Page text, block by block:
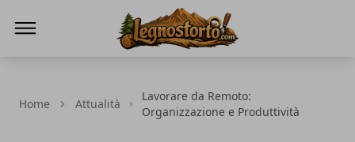
Home Attualità
Lavorare da Remoto:
Organizzazione e Produttività